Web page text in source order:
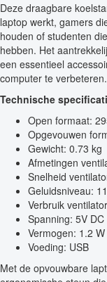
Deze draagbare
laptop werkt, gamers
houden of studenten
hebben. Het
een essentieel
computer te verbeteren.
Technische
Open formaat:
Opgevouwen
Gewicht: 0.73 kg
Afmetingen
Snelheid
Geluidsniveau:
Verbruik
Spanning: 5V DC
Vermogen: 1.2 W
Voeding: USB
Met de opvouwbare